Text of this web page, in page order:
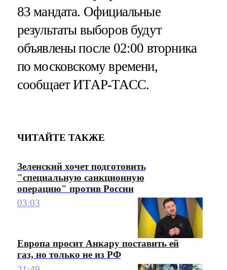
83 мандата. Официальные
результаты выборов будут
объявлены после 02:00 вторника
по московскому времени,
сообщает ИТАР-ТАСС.
ЧИТАЙТЕ ТАКЖЕ
Зеленский хочет подготовить
"специальную санкционную
операцию" против России
03:03
Европа просит Анкару поставить ей
газ, но только не из РФ